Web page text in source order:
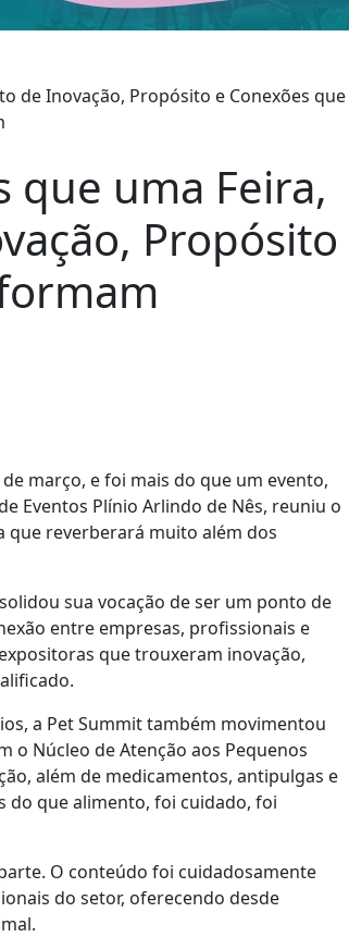
que uma Feira,
Propósito
março, e foi mais do que um evento,
Eventos Plínio Arlindo de Nês, reuniu o
reverberará muito além dos
sua vocação de ser um ponto de
entre empresas, profissionais e
que trouxeram inovação,
a Pet Summit também movimentou
o Núcleo de Atenção aos Pequenos
além de medicamentos, antipulgas e
do que alimento, foi cuidado, foi
O conteúdo foi cuidadosamente
do setor, oferecendo desde